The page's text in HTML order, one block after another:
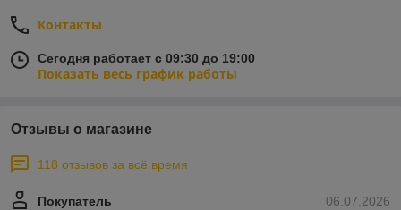
Контакты
Сегодня работает с 09:30 до 19:00
Показать весь график работы
Отзывы о магазине
118 отзывов за всё время
06.07.2026
Покупатель